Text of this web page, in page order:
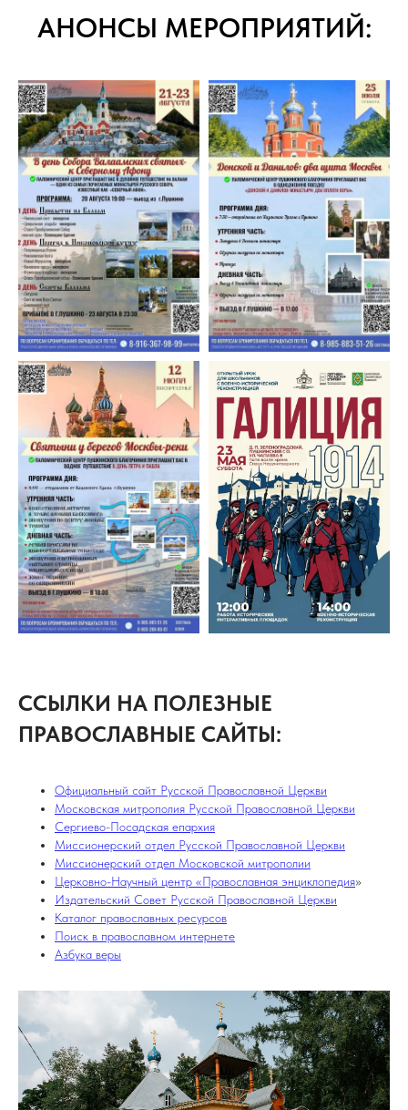
АНОНСЫ МЕРОПРИЯТИЙ:
ССЫЛКИ НА ПОЛЕЗНЫЕ
ПРАВОСЛАВНЫЕ САЙТЫ:
Официальный сайт Русской Православной Церкви
Московская митрополия Русской Православной Церкви
Сергиево-Посадская епархия
Миссионерский отдел Русской Православной Церкви
Миссионерский отдел Московской митрополии
Церковно-Научный центр «Православная энциклопедия»
Издательский Совет Русской Православной Церкви
Каталог православных ресурсов
Поиск в православном интернете
Азбука веры